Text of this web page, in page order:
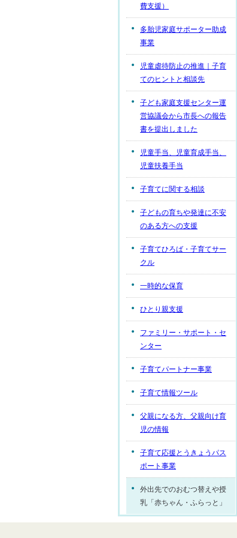
費支援）
多胎児家庭サポーター助成
事業
児童虐待防止の推進｜子育
てのヒントと相談先
子ども家庭支援センター運
営協議会から市長への報告
書を提出しました
児童手当、児童育成手当、
児童扶養手当
子育てに関する相談
子どもの育ちや発達に不安
のある方への支援
子育てひろば・子育てサー
クル
一時的な保育
ひとり親支援
ファミリー・サポート・セ
ンター
子育てパートナー事業
子育て情報ツール
父親になる方、父親向け育
児の情報
子育て応援とうきょうパス
ポート事業
外出先でのおむつ替えや授
乳「赤ちゃん・ふらっと」